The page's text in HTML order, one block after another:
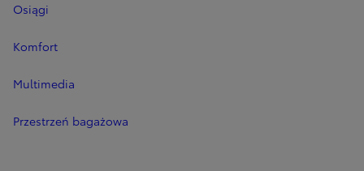
Osiągi
Komfort
Multimedia
Przestrzeń bagażowa